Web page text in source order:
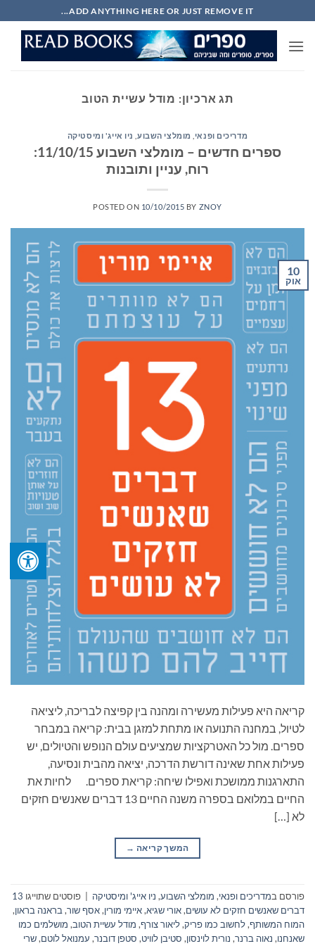
to
content
ADD ANYTHING HERE OR JUST REMOVE IT...
תג ארכיון: מודל עשיית הטוב
מדריכים ופנאי מומלצי השבוע, ניו אייג' ומיסטיקה
ספרים חדשים – מומלצי השבוע 11/10/15:
רוח, עניין ותובנות
POSTED ON 10/10/2015 BY ZNOY
10
אוק
קריאה היא פעילות מעשירה ומהנה בין קפיצה לבריכה, ליציאה
לטיול, במחנה התנועה או מתחת למזגן בבית: קריאה במבחר
ספרים. מול כל האטרקציות שמציעים עולם הנופש והטיולים, יש
פעילות אחת שאינה דורשת הדרכה, יציאה מהבית ונסיעה,
התארגנות ממושכת ואפילו שיחה: קריאת ספרים. לחיות את
החיים במלואם בספרה משנה החיים 13 דברים שאנשים חזקים
לא […]
המשך קריאה →
פורסם במדריכים ופנאי, מומלצי השבוע, ניו אייג' ומיסטיקה פוסטים שתוייגו 13
דברים שאנשים חזקים לא עושים,אורי שגיא,איימי מורין,אסף שור,בראנה בראון,
המוח המשותף,לחשוב כמו פריק,ליאור צורף, מודל עשיית הטוב, מושלמים כמו
שאנחנו, נאוה ברנר, נורית לוינסון, סטיבן לוויט, סטפן דובנר, עמנואל לוטם,שרי